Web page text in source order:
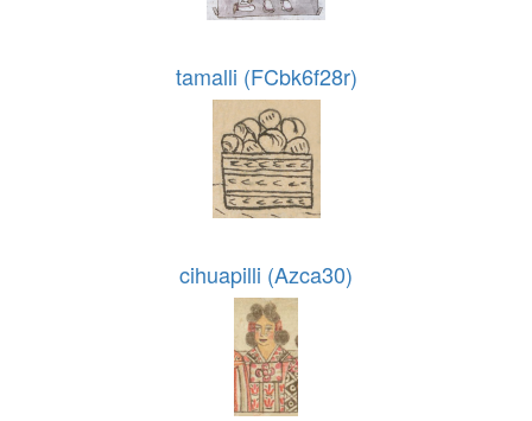
tamalli (FCbk6f28r)
cihuapilli (Azca30)